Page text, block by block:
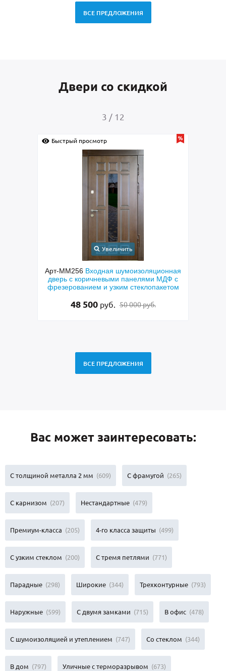
ВСЕ ПРЕДЛОЖЕНИЯ
Двери со скидкой
4 / 12
Быстрый просмотр
Увеличить
Арт-ММ269Входная полуторная
парадная дверь с МДФ, отбойником из
латуни, фрамугой, ручкой-скобой и
95 000 руб. 99 000 руб.
ВСЕ ПРЕДЛОЖЕНИЯ
Вас может заинтересовать:
С толщиной металла 2 мм (609) С фрамугой (265)
С карнизом (207) Нестандартные (479)
Премиум-класса (205) 4-го класса защиты (499)
С узким стеклом (200) С тремя петлями (771)
Парадные (298) Широкие (344) Трехконтурные (793)
Наружные (599) С двумя замками (715) В офис (478)
С шумоизоляцией и утеплением (747) Со стеклом (344)
В дом (797) Уличные с терморазрывом (673)